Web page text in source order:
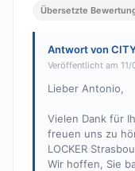
Übersetzte
Antwort von
Veröffentlicht am
Lieber Antonio,
Vielen Dank für
freuen uns zu
LOCKER
Wir hoffen, Sie